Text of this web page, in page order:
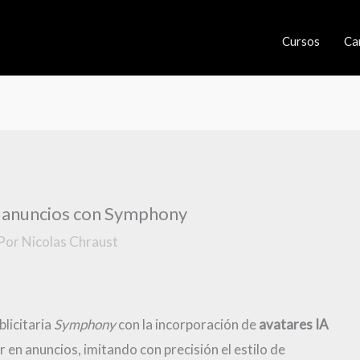
Cursos
con Symphony
Nicolas Chraust
Symphonycon la incorporación deavatares IA
en anuncios, imitando con precisión el estilo de